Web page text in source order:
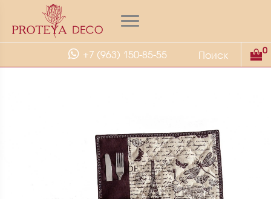
+7 (963) 150-85-55 0